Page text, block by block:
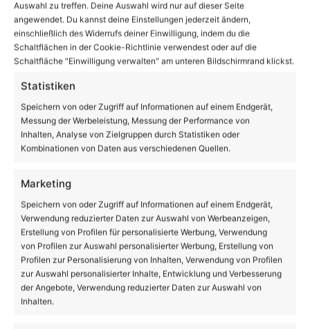
Auswahl zu treffen. Deine Auswahl wird nur auf dieser Seite
angewendet. Du kannst deine Einstellungen jederzeit ändern,
einschließlich des Widerrufs deiner Einwilligung, indem du die
Schaltflächen in der Cookie-Richtlinie verwendest oder auf die
Schaltfläche "Einwilligung verwalten" am unteren Bildschirmrand klickst.
Statistiken
Speichern von oder Zugriff auf Informationen auf einem Endgerät,
Messung der Werbeleistung, Messung der Performance von
Inhalten, Analyse von Zielgruppen durch Statistiken oder
Kombinationen von Daten aus verschiedenen Quellen.
Marketing
Speichern von oder Zugriff auf Informationen auf einem Endgerät,
Verwendung reduzierter Daten zur Auswahl von Werbeanzeigen,
Erstellung von Profilen für personalisierte Werbung, Verwendung
von Profilen zur Auswahl personalisierter Werbung, Erstellung von
Profilen zur Personalisierung von Inhalten, Verwendung von Profilen
zur Auswahl personalisierter Inhalte, Entwicklung und Verbesserung
der Angebote, Verwendung reduzierter Daten zur Auswahl von
Inhalten.
NAVIGATION:
|Aktuelles aus und um Bernau|Sorge um
Brunnenwasser im Raum Bernau – hohe Nitratwerte
Link zum Beitrag kopieren
FacebookX LinkedIn WhatsAppTelegram